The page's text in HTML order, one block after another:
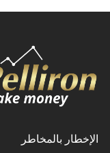
الإخطار بالمخاطر